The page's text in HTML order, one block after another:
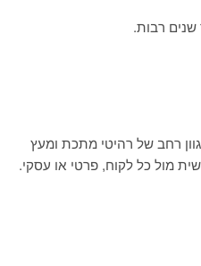
רבות.
רחב של רהיטי מתכת ומעץ
מול כל לקוח, פרטי או עסקי.